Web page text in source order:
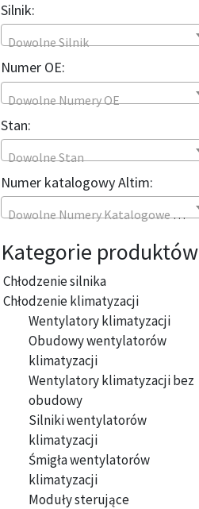
Silnik:
Dowolne Silnik
Numer OE:
Dowolne Numery OE
Stan:
Dowolne Stan
Numer katalogowy Altim:
Dowolne Numery Katalogowe Altim
Kategorie produktów
Chłodzenie silnika
Chłodzenie klimatyzacji
Wentylatory klimatyzacji
Obudowy wentylatorów
klimatyzacji
Wentylatory klimatyzacji bez
obudowy
Silniki wentylatorów
klimatyzacji
Śmigła wentylatorów
klimatyzacji
Moduły sterujące